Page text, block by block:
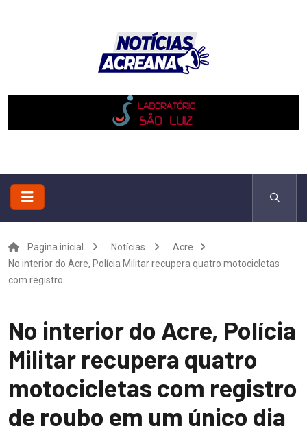
Pagina inicial Notícias
Acre
No interior do Acre, Polícia Militar recupera quatro motocicletas
com registro ...
No interior do Acre, Polícia
Militar recupera quatro
motocicletas com registro
de roubo em um único dia